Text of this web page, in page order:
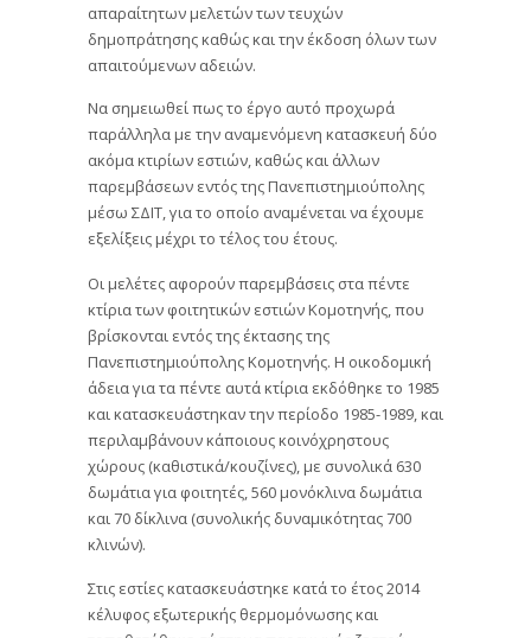
απαραίτητων μελετών των τευχών
δημοπράτησης καθώς και την έκδοση όλων των
απαιτούμενων αδειών.
Να σημειωθεί πως το έργο αυτό προχωρά
παράλληλα με την αναμενόμενη κατασκευή δύο
ακόμα κτιρίων εστιών, καθώς και άλλων
παρεμβάσεων εντός της Πανεπιστημιούπολης
μέσω ΣΔΙΤ, για το οποίο αναμένεται να έχουμε
εξελίξεις μέχρι το τέλος του έτους.
Οι μελέτες αφορούν παρεμβάσεις στα πέντε
κτίρια των φοιτητικών εστιών Κομοτηνής, που
βρίσκονται εντός της έκτασης της
Πανεπιστημιούπολης Κομοτηνής. Η οικοδομική
άδεια για τα πέντε αυτά κτίρια εκδόθηκε το 1985
και κατασκευάστηκαν την περίοδο 1985-1989, και
περιλαμβάνουν κάποιους κοινόχρηστους
χώρους (καθιστικά/κουζίνες), με συνολικά 630
δωμάτια για φοιτητές, 560 μονόκλινα δωμάτια
και 70 δίκλινα (συνολικής δυναμικότητας 700
κλινών).
Στις εστίες κατασκευάστηκε κατά το έτος 2014
κέλυφος εξωτερικής θερμομόνωσης και